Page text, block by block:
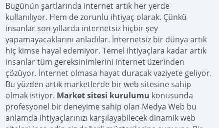
Bugünün şartlarında internet artık her yerde
kullanılıyor. Hem de zorunlu ihtiyaç olarak. Çünkü
insanlar son yıllarda internetsiz hiçbir şey
yapamayacaklarını anladılar. İnternetsiz bir dünya artık
hiç kimse hayal edemiyor. Temel ihtiyaçlara kadar artık
insanlar tüm gereksinimlerini internet üzerinden
çözüyor. İnternet olmasa hayat duracak vaziyete geliyor.
Bu yüzden artık marketlerde bir web sitesine sahip
olmak istiyor. Market sitesi kurulumu konusunda
profesyonel bir deneyime sahip olan Medya Web bu
anlamda ihtiyaçlarınızı karşılayabilecek dinamik web